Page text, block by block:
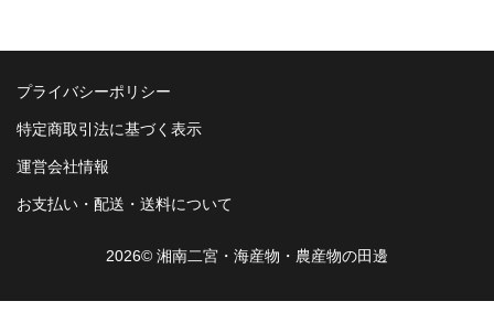
プライバシーポリシー
特定商取引法に基づく表示
運営会社情報
お支払い・配送・送料について
2026© 湘南二宮・海産物・農産物の田邊